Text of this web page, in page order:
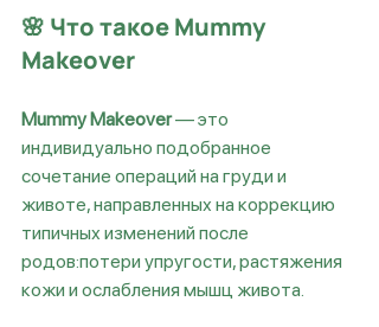
🌸 Что такое Mummy
Makeover
Mummy Makeover — это
индивидуально подобранное
сочетание операций на груди и
животе, направленных на коррекцию
типичных изменений после
родов:потери упругости, растяжения
кожи и ослабления мышц живота.